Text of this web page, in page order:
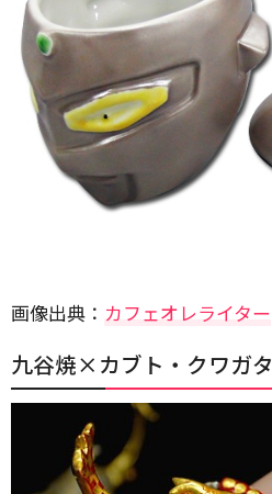
画像出典： カフェオレライター
九谷焼×カブト・クワガタ